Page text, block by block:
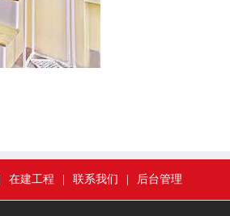
在建工程 联系我们 后台管理